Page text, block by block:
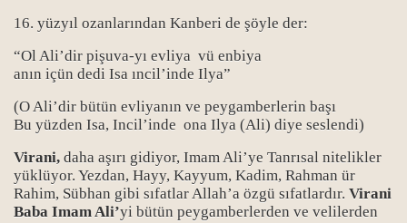
16. yüzyıl ozanlarından Kanberi de şöyle der:
“Ol Ali’dir pişuva-yı evliya vü enbiya
anın içün dedi Isa ıncil’inde Ilya”
(O Ali’dir bütün evliyanın ve peygamberlerin başı
Bu yüzden Isa, Incil’inde ona Ilya (Ali) diye seslendi)
Virani, daha aşırı gidiyor, Imam Ali’ye Tanrısal nitelikler
yüklüyor. Yezdan, Hayy, Kayyum, Kadim, Rahman ür
Rahim, Sübhan gibi sıfatlar Allah’a özgü sıfatlardır. Virani
Baba Imam Ali’yi bütün peygamberlerden ve velilerden